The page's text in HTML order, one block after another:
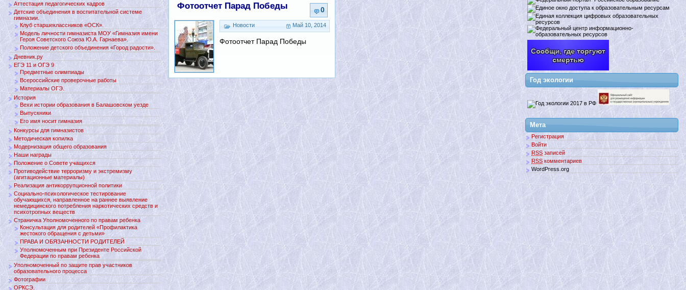
0
Фотоотчет Парад Победы
Май 10, 2014
Новости
Фотоотчет Парад Победы
Аттестация педагогических кадров
Детские объединения в воспитательной системе
гимназии.
Клуб старшеклассников «ОСК».
Модель личности гимназиста МОУ «Гимназия имени
Героя Советского Союза Ю.А. Гарнаева».
Положение детского объединения «Город радости».
Дневник.ру
ЕГЭ 11 и ОГЭ 9
Предметные олимпиады
Всероссийские проверочные работы
Материалы ОГЭ.
История
Вехи истории образования в Балашовском уезде
Выпускники
Его имя носит гимназия
Конкурсы для гимназистов
Методическая копилка
Модернизация общего образования
Наши награды
Положение о Совете учащихся
Противодействие терроризму и экстремизму
(агитационные материалы)
Реализация антикоррупционной политики
Социально-психологическое тестирование
обучающихся, направленное на раннее выявление
немедицинского потребления наркотических средств и
психотропных веществ
Страничка Уполномоченного по правам ребенка
Консультация для родителей «Профилактика
жестокого обращения с детьми»
ПРАВА И ОБЯЗАННОСТИ РОДИТЕЛЕЙ
Уполномоченным при Президенте Российской
Федерации по правам ребенка
Уполномоченный по защите прав участников
образовательного процесса
Фотографии
ОРКСЭ.
Год экологии
Мета
Регистрация
Войти
RSS записей
RSS комментариев
WordPress.org